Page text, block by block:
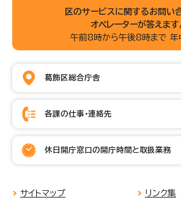
区のサービスに関するお問い
オペレーターが答えます
午前8時から午後8時まで 年
葛飾区総合庁舎
各課の仕事・連絡先
休日開庁窓口の開庁時間と取扱業務
サイトマップ リンク集